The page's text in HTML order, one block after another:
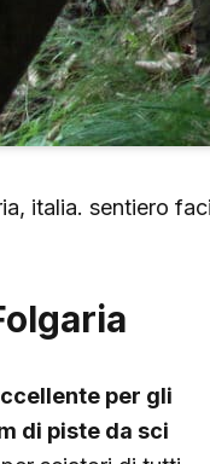
italia. sentiero
per gli
di piste da sci